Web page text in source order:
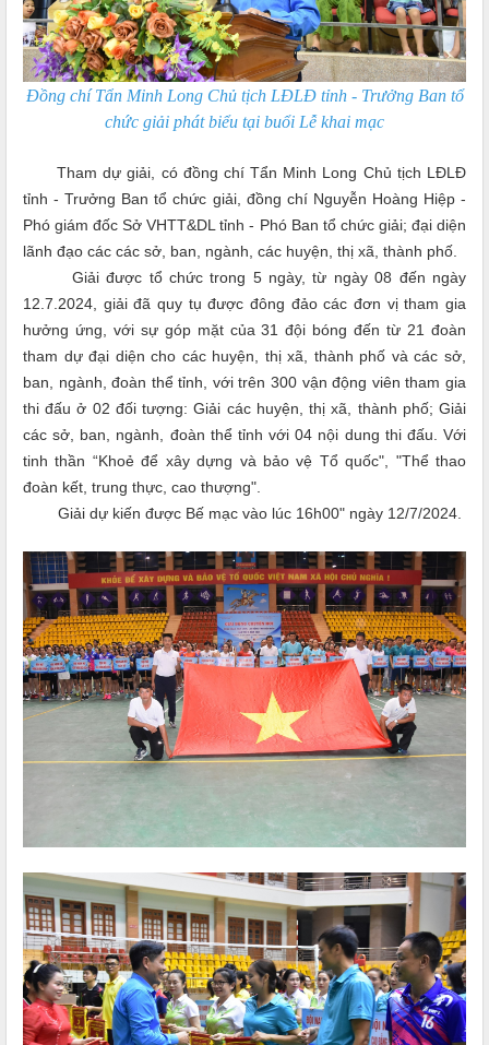
Đồng chí Tẩn Minh Long Chủ tịch LĐLĐ tỉnh - Trưởng Ban tổ
chức giải phát biểu tại buổi Lễ khai mạc
Tham dự giải, có đồng chí Tẩn Minh Long Chủ tịch LĐLĐ
tỉnh - Trưởng Ban tổ chức giải, đồng chí Nguyễn Hoàng Hiệp -
Phó giám đốc Sở VHTT&DL tỉnh - Phó Ban tổ chức giải; đại diện
lãnh đạo các các sở, ban, ngành, các huyện, thị xã, thành phố.
Giải được tổ chức trong 5 ngày, từ ngày 08 đến ngày
12.7.2024, giải đã quy tụ được đông đảo các đơn vị tham gia
hưởng ứng, với sự góp mặt của 31 đội bóng đến từ 21 đoàn
tham dự đại diện cho các huyện, thị xã, thành phố và các sở,
ban, ngành, đoàn thể tỉnh, với trên 300 vận động viên tham gia
thi đấu ở 02 đối tượng: Giải các huyện, thị xã, thành phố; Giải
các sở, ban, ngành, đoàn thể tỉnh với 04 nội dung thi đấu . Với
tinh thần “Khoẻ để xây dựng và bảo vệ Tổ quốc", "Thể thao
đoàn kết, trung thực, cao thượng".
Giải dự kiến được Bế mạc vào lúc 16h00" ngày 12/7/2024.